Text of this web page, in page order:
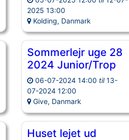
2025 13:00
Kolding, Danmark
Sommerlejr uge 28
2024 Junior/Trop
06-07-2024 14:00 til 13-
07-2024 12:00
Give, Danmark
Huset lejet ud